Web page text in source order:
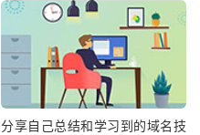
分享自己总结和学习到的域名技